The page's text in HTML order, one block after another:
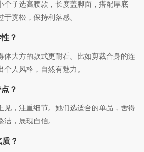
个子选高腰款，长度盖脚面，搭配厚底
宽松，保持利落感。
？
体大方的款式更耐看。比如剪裁合身的连
人风格，自然有魅力。
？
见，注重细节。她们选适合的单品，舍得
，展现自信。
？